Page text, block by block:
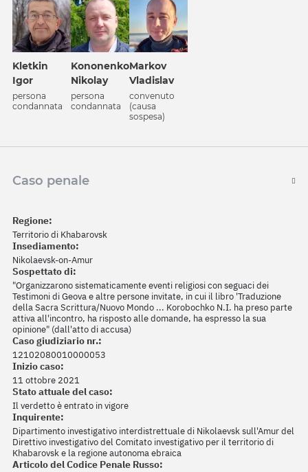
Kletkin
Igor
persona
condannata
Kononenko
Nikolay
persona
condannata
Markov
Vladislav
convenuto
(causa
sospesa)
Caso penale
Regione:
Territorio di Khabarovsk
Insediamento:
Nikolaevsk-on-Amur
Sospettato di:
"Organizzarono sistematicamente eventi religiosi con seguaci dei
Testimoni di Geova e altre persone invitate, in cui il libro 'Traduzione
della Sacra Scrittura/Nuovo Mondo ... Korobochko N.I. ha preso parte
attiva all'incontro, ha risposto alle domande, ha espresso la sua
opinione" (dall'atto di accusa)
Caso giudiziario nr.:
12102080010000053
Inizio caso:
11 ottobre 2021
Stato attuale del caso:
Il verdetto è entrato in vigore
Inquirente:
Dipartimento investigativo interdistrettuale di Nikolaevsk sull'Amur del
Direttivo investigativo del Comitato investigativo per il territorio di
Khabarovsk e la regione autonoma ebraica
Articolo del Codice Penale Russo: